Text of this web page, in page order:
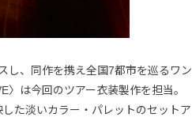
し、同作を携え全国7都市を巡るワン
は今回のツアー衣装製作を担当。
た淡いカラー・パレットのセットア